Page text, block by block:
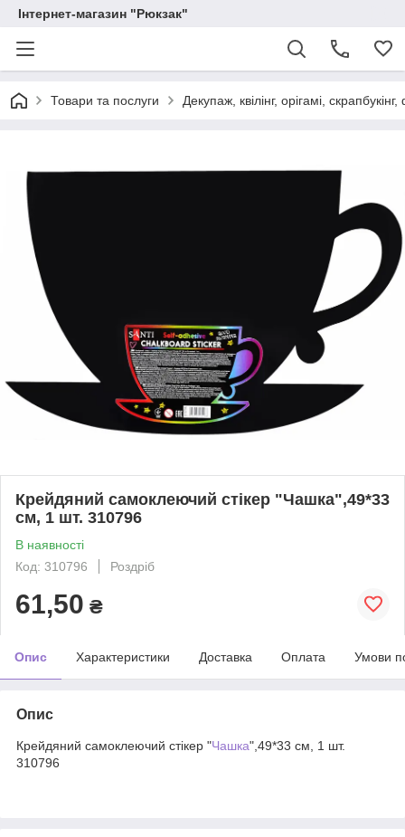
Інтернет-магазин "Рюкзак"
Товари та послуги Декупаж, квілінг, орігамі,
Крейдяний самоклеючий стікер "Чашка",49*33
см, 1 шт. 310796
В наявності
Код: 310796
Роздріб
61,50 ₴
Опис Характеристики Доставка Оплата Умови
Опис
Крейдяний самоклеючий стікер "Чашка",49*33 см, 1 шт.
310796